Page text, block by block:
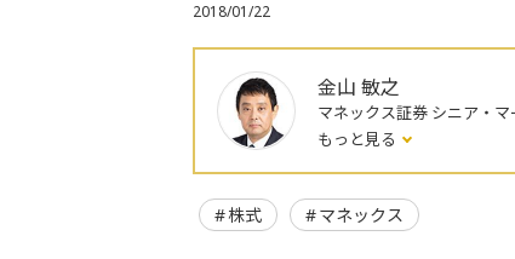
2018/01/22
金山 敏之
マネックス証券 シニア・
もっと見る
株式 マネックス